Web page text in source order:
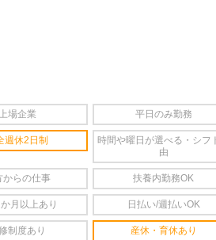
上場企業 平日のみ勤務
週休2日制
時間や曜日が選べる・シフ
由
からの仕事 扶養内勤務OK
月以上あり 日払い/週払いOK
制度あり 産休・育休あり